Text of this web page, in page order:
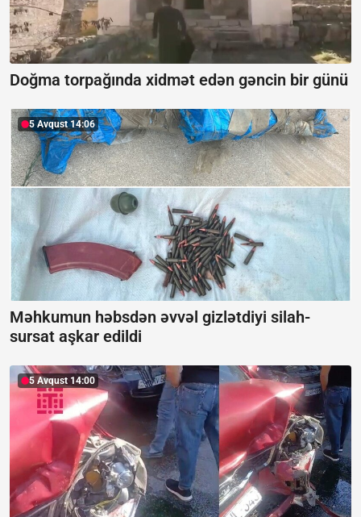
Doğma torpağında xidmət edən gəncin bir günü
5 Avqust 14:06
Məhkumun həbsdən əvvəl gizlətdiyi silah-
sursat aşkar edildi
5 Avqust 14:00